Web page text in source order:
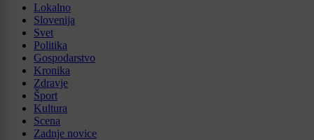
Lokalno
Slovenija
Svet
Politika
Gospodarstvo
Kronika
Zdravje
Šport
Kultura
Scena
Zadnje novice